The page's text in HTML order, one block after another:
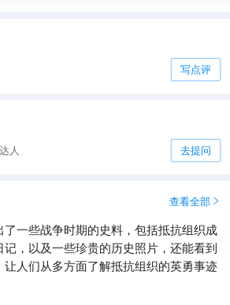
写点评
人 去提问
查看全部 
一些战争时期的史料，包括抵抗组织成
记，以及一些珍贵的历史照片，还能看到
人们从多方面了解抵抗组织的英勇事迹